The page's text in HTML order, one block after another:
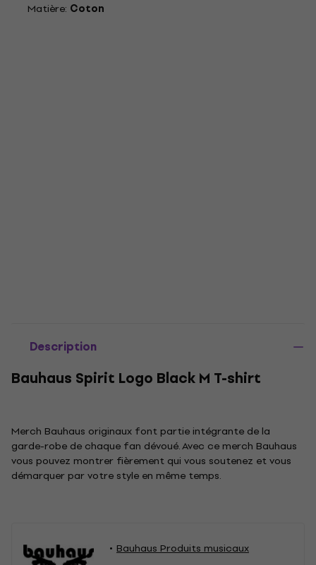
Matière: Coton
Description
Bauhaus Spirit Logo Black M T-shirt
Merch Bauhaus originaux font partie intégrante de la
garde-robe de chaque fan dévoué. Avec ce merch Bauhaus
vous pouvez montrer fièrement qui vous soutenez et vous
démarquer par votre style en même temps.
Bauhaus Produits musicaux